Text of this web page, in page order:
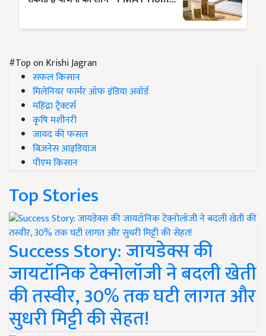
#Top on Krishi Jagran
सफल किसान
मिलेनियर फार्मर ऑफ इंडिया अवॉर्ड
महिंद्रा ट्रैक्टर्स
कृषि मशीनरी
जायद की फसल
बिज़नेस आइडियाज
पीएम किसान
Top Stories
Success Story: जायडेक्स की
जायटॉनिक टेक्नोलॉजी ने बदली खेती
की तस्वीर, 30% तक घटी लागत और
सुधरी मिट्टी की सेहत!